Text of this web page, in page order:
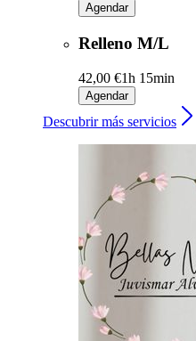
Agendar
Relleno M/L
42,00 €1h 15min
Agendar
Descubrir más servicios